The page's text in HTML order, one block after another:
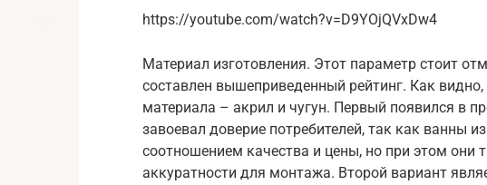
https://youtube.com/watch?v=D9YOjQVxDw4
Материал изготовления. Этот параметр стоит
составлен вышеприведенный рейтинг. Как
материала – акрил и чугун. Первый появился в
завоевал доверие потребителей, так как ванны
соотношением качества и цены, но при этом они
аккуратности для монтажа. Второй вариант